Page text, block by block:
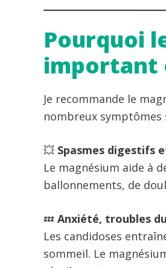
Pourquoi
important
Je recommande le
nombreux symptômes
💥 Spasmes digestifs
Le magnésium aide à
ballonnements, de
💤 Anxiété, troubles
Les candidoses
sommeil. Le